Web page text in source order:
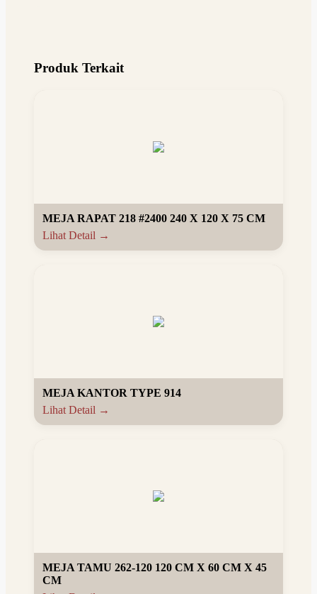
Produk Terkait
MEJA RAPAT 218 #2400 240 X 120 X 75 CM
Lihat Detail →
MEJA KANTOR TYPE 914
Lihat Detail →
MEJA TAMU 262-120 120 CM X 60 CM X 45
CM